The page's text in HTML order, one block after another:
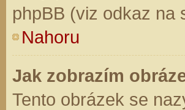
phpBB (viz odkaz na
Nahoru
Jak zobrazím
Tento obrázek se